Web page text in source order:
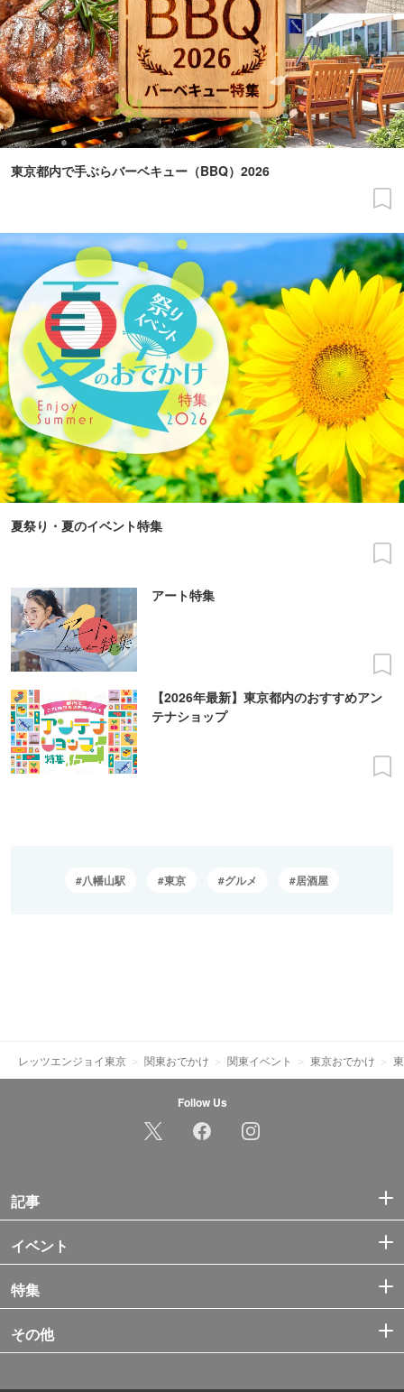
東京都内で手ぶらバーベキュー（BBQ）2026
夏祭り・夏のイベント特集
アート特集
【2026年最新】東京都内のおすすめアン
テナショップ
八幡山駅 東京 グルメ 居酒屋
レッツエンジョイ東京 関東おでかけ 関東イベント 東京おでかけ
Follow Us
記事
イベント
特集
その他